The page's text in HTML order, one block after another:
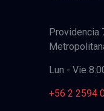
Providencia
Lun - Vie
+56 2 2594